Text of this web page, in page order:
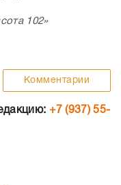
102»
Комментарии
+7 (937) 55-